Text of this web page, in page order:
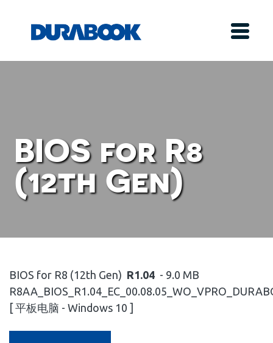
BIOS for R8
(12th Gen)
BIOS for R8 (12th Gen) R1.04 - 9.0 MB
[ 平板电脑 - Windows 10 ]